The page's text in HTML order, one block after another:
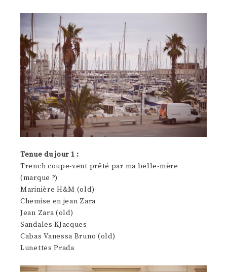
Tenue du jour 1 :
Trench coupe-vent prêté par ma belle-mère
(marque ?)
Marinière H&M (old)
Chemise en jean Zara
Jean Zara (old)
Sandales KJacques
Cabas Vanessa Bruno (old)
Lunettes Prada